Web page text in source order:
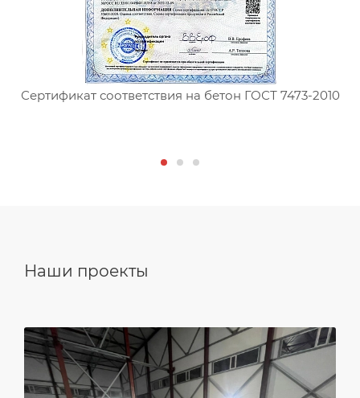
Сертификат соответствия на бетон ГОСТ 7473-2010
Наши проекты